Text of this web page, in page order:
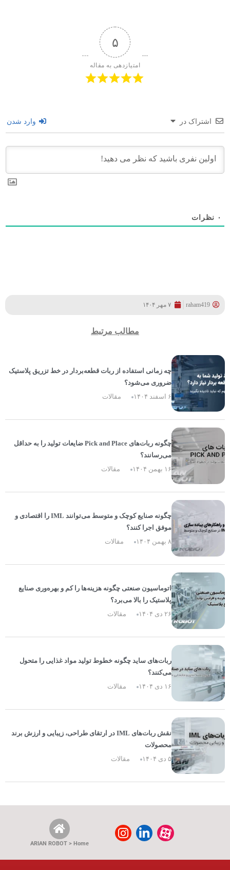
۵
امتیازدهی به مقاله
اشتراک در وارد شدن
۰ نظرات
raham419 ۷ مهر ۱۴۰۴
مطالب مرتبط
چه زمانی استفاده از ربات قطعه‌بردار در خط تزریق پلاستیک
ضروری می‌شود؟
۶ اسفند ۱۴۰۴
مقالات
چگونه ربات‌های Pick and Place ضایعات تولید را به حداقل
می‌رسانند؟
۱۶ بهمن ۱۴۰۴
مقالات
چگونه صنایع کوچک و متوسط می‌توانند IML را اقتصادی و
موفق اجرا کنند؟
۸ بهمن ۱۴۰۴
مقالات
اتوماسیون صنعتی چگونه هزینه‌ها را کم و بهره‌وری صنایع
پلاستیک را بالا می‌برد؟
۲۶ دی ۱۴۰۴
مقالات
ربات‌های ساید چگونه خطوط تولید مواد غذایی را متحول
می‌کنند؟
۱۶ دی ۱۴۰۴
مقالات
نقش ربات‌های IML در ارتقای طراحی، زیبایی و ارزش برند
محصولات
۵ دی ۱۴۰۴
مقالات
ARIAN ROBOT > Home